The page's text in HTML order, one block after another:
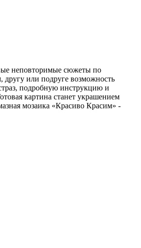
неповторимые сюжеты по
или подруге возможность
подробную инструкцию и
картина станет украшением
мозаика «Красиво Красим» -